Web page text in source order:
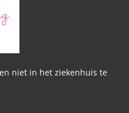
niet in het ziekenhuis te